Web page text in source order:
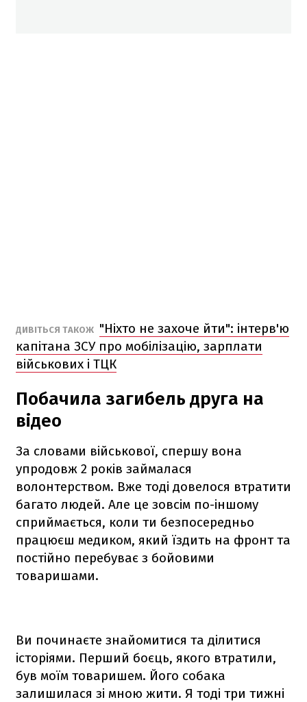
ДИВІТЬСЯ ТАКОЖ "Ніхто не захоче йти": інтерв'ю
капітана ЗСУ про мобілізацію, зарплати
військових і ТЦК
Побачила загибель друга на
відео
За словами військової, спершу вона
упродовж 2 років займалася
волонтерством. Вже тоді довелося втратити
багато людей. Але це зовсім по-іншому
сприймається, коли ти безпосередньо
працюєш медиком, який їздить на фронт та
постійно перебуває з бойовими
товаришами.
Ви починаєте знайомитися та ділитися
історіями. Перший боєць, якого втратили,
був моїм товаришем. Його собака
залишилася зі мною жити. Я тоді три тижні